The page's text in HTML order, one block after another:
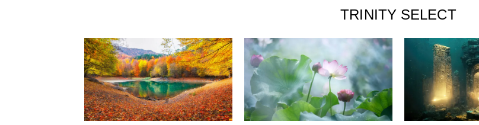
TRINITY SELECT